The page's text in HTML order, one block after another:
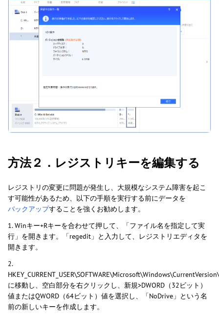
方法２．レジストリキーを編集する
レジストリの変更に問題が発生し、大規模なシステム障害を起こ
す可能性があるため、以下の手順を実行する前にデータを
バックアップすることを強くお勧めします。
1. Winキー+Rキーを合わせて押して、「ファイル名を指定して実
行」を開きます。「regedit」と入力して、レジストリエディタを
開きます。
2.
に移動し、空白部分を右クリックし、新規>DWORD（32ビット）
値またはQWORD（64ビット）値を選択し、「NoDrive」という名
前の新しいキーを作成します。